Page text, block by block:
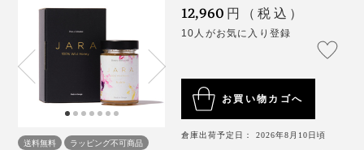
の中がネバついていないのも、『JARA Honey』のおか
げだと思います！
送料無料
ラッピング不可商品
12,960 円（税込）
10人がお気に入り登録
お買い物カゴへ
倉庫出荷予定日： 2026年8月10日頃